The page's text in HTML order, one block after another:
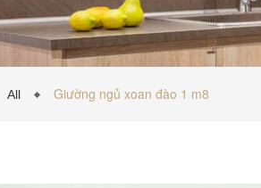
All Giường ngủ xoan đào 1 m8